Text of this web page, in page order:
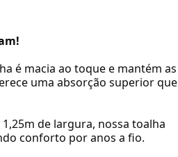
é macia ao toque e mantém as
uma absorção superior que
de largura, nossa toalha
conforto por anos a fio.